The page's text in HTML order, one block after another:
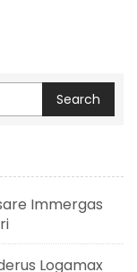
Search
Immergas
Logamax